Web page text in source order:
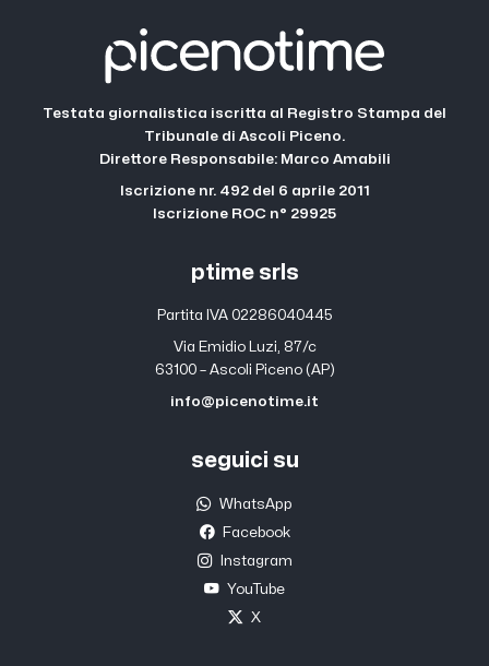
Testata giornalistica iscritta al Registro Stampa del
Tribunale di Ascoli Piceno.
Direttore Responsabile: Marco Amabili
Iscrizione nr. 492 del 6 aprile 2011
Iscrizione ROC n° 29925
ptime srls
Partita IVA 02286040445
Via Emidio Luzi, 87/c
63100 – Ascoli Piceno (AP)
info@picenotime.it
seguici su
WhatsApp
Facebook
Instagram
YouTube
X